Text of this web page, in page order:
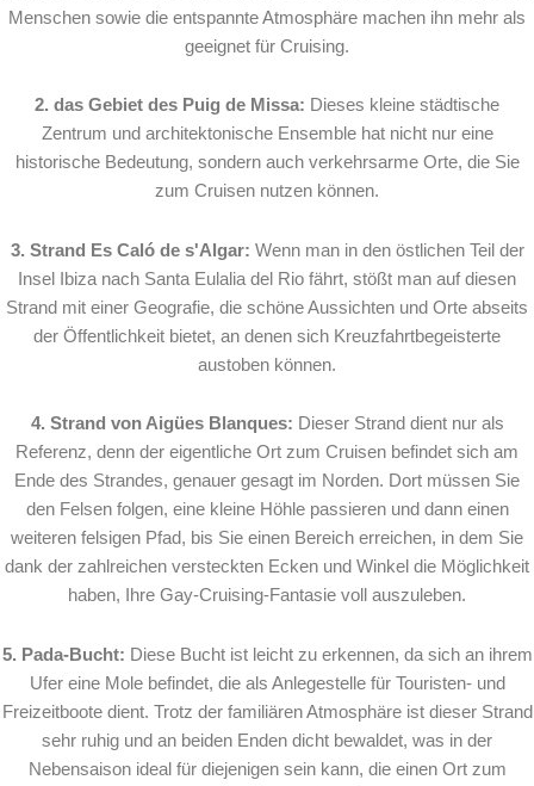
Menschen sowie die entspannte Atmosphäre machen ihn mehr als
geeignet für Cruising.
2. das Gebiet des Puig de Missa: Dieses kleine städtische
Zentrum und architektonische Ensemble hat nicht nur eine
historische Bedeutung, sondern auch verkehrsarme Orte, die Sie
zum Cruisen nutzen können.
3. Strand Es Caló de s'Algar: Wenn man in den östlichen Teil der
Insel Ibiza nach Santa Eulalia del Rio fährt, stößt man auf diesen
Strand mit einer Geografie, die schöne Aussichten und Orte abseits
der Öffentlichkeit bietet, an denen sich Kreuzfahrtbegeisterte
austoben können.
4. Strand von Aigües Blanques: Dieser Strand dient nur als
Referenz, denn der eigentliche Ort zum Cruisen befindet sich am
Ende des Strandes, genauer gesagt im Norden. Dort müssen Sie
den Felsen folgen, eine kleine Höhle passieren und dann einen
weiteren felsigen Pfad, bis Sie einen Bereich erreichen, in dem Sie
dank der zahlreichen versteckten Ecken und Winkel die Möglichkeit
haben, Ihre Gay-Cruising-Fantasie voll auszuleben.
5. Pada-Bucht: Diese Bucht ist leicht zu erkennen, da sich an ihrem
Ufer eine Mole befindet, die als Anlegestelle für Touristen- und
Freizeitboote dient. Trotz der familiären Atmosphäre ist dieser Strand
sehr ruhig und an beiden Enden dicht bewaldet, was in der
Nebensaison ideal für diejenigen sein kann, die einen Ort zum